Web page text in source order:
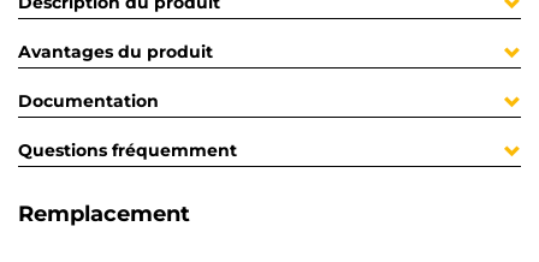
Avantages du produit
Documentation
Questions fréquemment
Remplacement